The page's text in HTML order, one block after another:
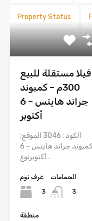
Property Status
فيلا مستقلة للبيع
300م – كمبوند
جراند هايتس – 6
أكتوبر
الكود : 3046 الموقع:
كمبوند جراند هايتس – 6
أكتوبرنوع…
غرف نوم
3
الحمامات
3
منطقة